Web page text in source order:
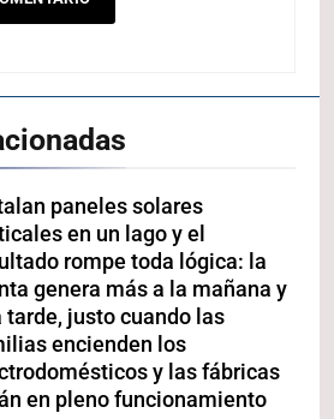
paneles solares
en un lago y el
rompe toda lógica: la
genera más a la mañana y
tarde, justo cuando las
encienden los
y las fábricas
en pleno funcionamiento